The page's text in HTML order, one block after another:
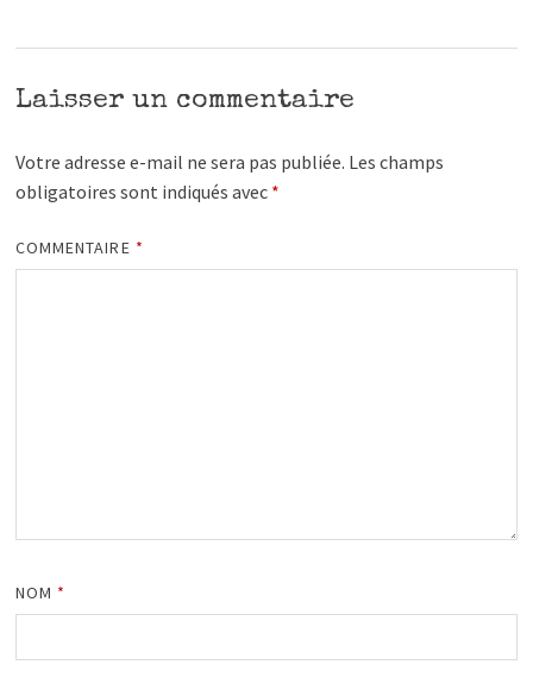
Laisser un commentaire
Votre adresse e-mail ne sera pas publiée. Les champs
obligatoires sont indiqués avec *
COMMENTAIRE *
NOM *